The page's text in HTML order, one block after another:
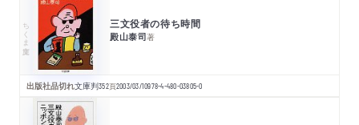
ちくま文庫 三文役者の待ち時間
殿山泰司著
出版社品切れ文庫判352頁2003/03/10978-4-480-03805-0